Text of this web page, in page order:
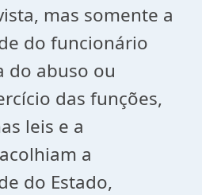
mas somente a
do funcionário
do abuso ou
das funções,
leis e a
a
do Estado,